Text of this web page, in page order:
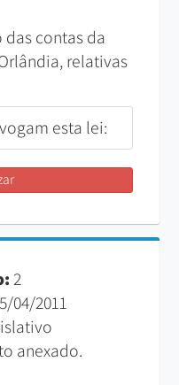
contas da
relativas
esta lei:
2
04/2011
anexado.